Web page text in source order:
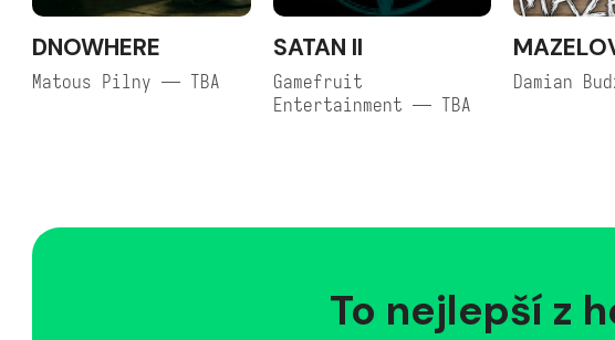
DNOWHERE
Matous Pilny — TBA
SATAN II
Gamefruit
Entertainment — TBA
Damian
To nejlepší z